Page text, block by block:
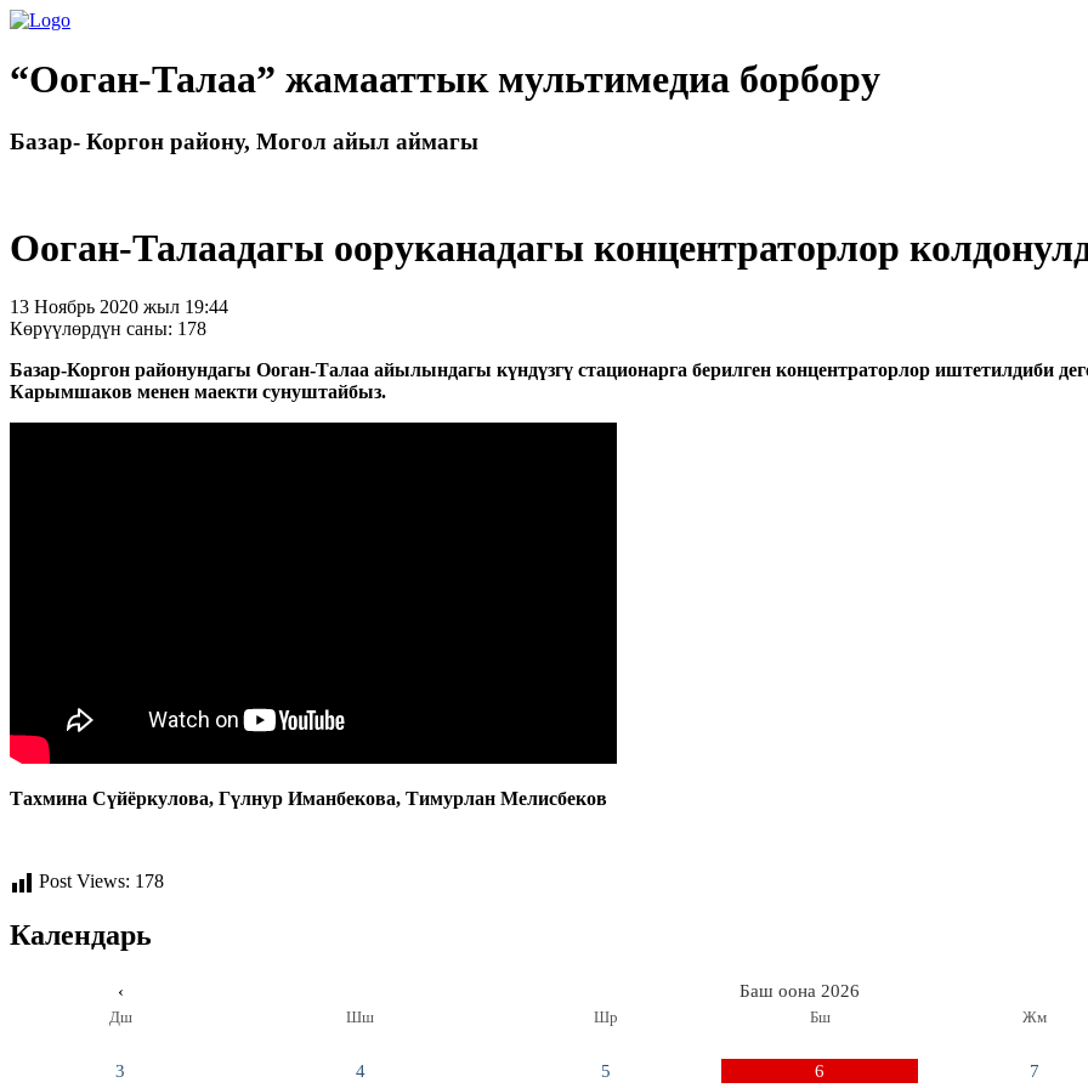
“Ооган-Талаа” жамааттык мультимедиа борбору
Базар- Коргон району, Могол айыл аймагы
Ооган-Талаадагы ооруканадагы концентраторлор
13 Ноябрь 2020 жыл 19:44
Көрүүлөрдүн саны: 178
Базар-Коргон районундагы Ооган-Талаа айылындагы күндүзгү стационарга берилген концентраторлор иштетилдиби
Карымшаков менен маекти сунуштайбыз.
Тахмина Сүйёркулова, Гүлнур Иманбекова, Тимурлан Мелисбеков
Post Views: 178
Календарь
‹ Баш оона 2026
Дш Шш Шр Бш Жм
3
4 5 6 7